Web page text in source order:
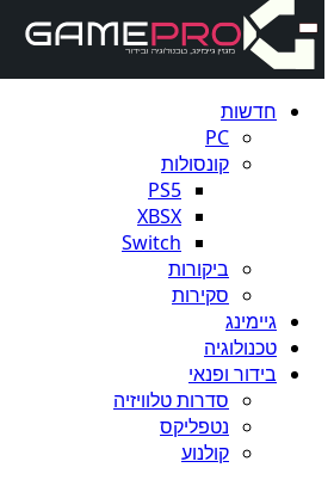
חדשות
PC
קונסולות
PS5
XBSX
Switch
ביקורות
סקירות
גיימינג
טכנולוגיה
בידור ופנאי
סדרות טלוויזיה
נטפליקס
קולנוע